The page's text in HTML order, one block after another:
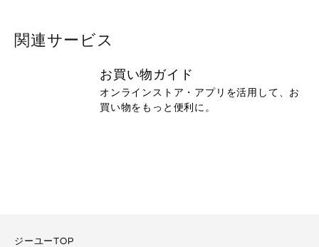
関連サービス
お買い物ガイド
オンラインストア・アプリを活用して、お
買い物をもっと便利に。
ジーユーTOP